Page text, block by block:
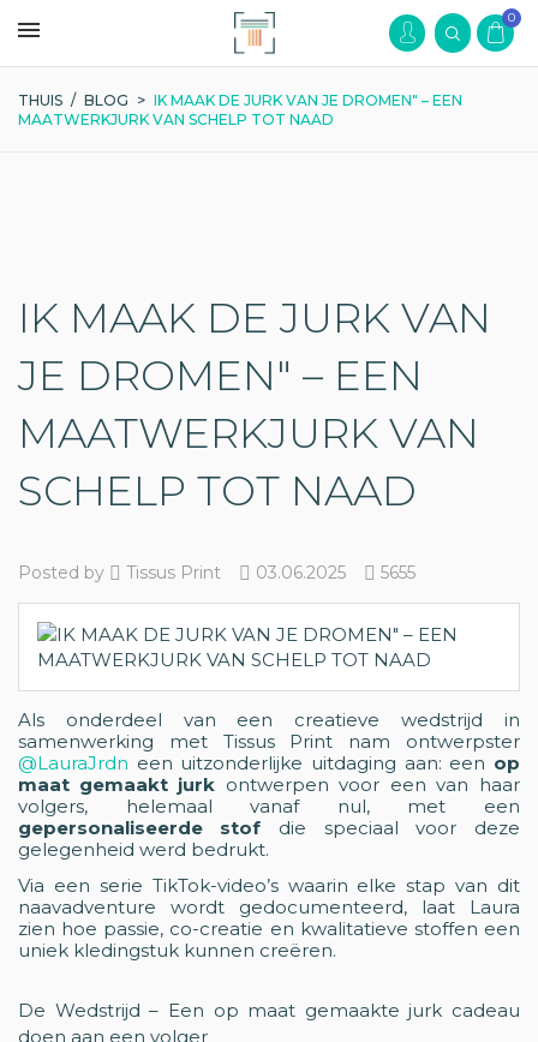
0
THUIS / BLOG > IK MAAK DE JURK VAN JE DROMEN" – EEN
MAATWERKJURK VAN SCHELP TOT NAAD
IK MAAK DE JURK VAN
JE DROMEN" – EEN
MAATWERKJURK VAN
SCHELP TOT NAAD
Posted by Tissus Print 03.06.2025 5655
Als onderdeel van een creatieve wedstrijd in
samenwerking met Tissus Print nam ontwerpster
@LauraJrdn een uitzonderlijke uitdaging aan: een op
maat gemaakt jurk ontwerpen voor een van haar
volgers, helemaal vanaf nul, met een
gepersonaliseerde stof die speciaal voor deze
gelegenheid werd bedrukt.
Via een serie TikTok-video’s waarin elke stap van dit
naavadventure wordt gedocumenteerd, laat Laura
zien hoe passie, co-creatie en kwalitatieve stoffen een
uniek kledingstuk kunnen creëren.
De Wedstrijd – Een op maat gemaakte jurk cadeau
doen aan een volger